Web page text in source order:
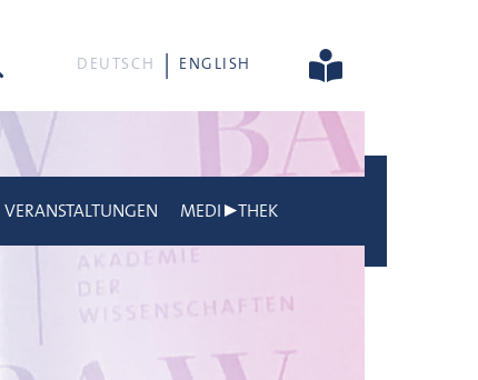
DEUTSCH ENGLISH
VERANSTALTUNGEN MEDI▶THEK